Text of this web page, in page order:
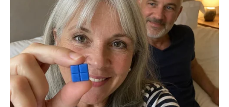
Pred vama su emotivni trenuci.
Naredna 48 sata donose emotivne preokrete, iskrena
priznanja i trenutke kada srce više ne želi šutjeti.
Zvijezde pokazuju da će mnogi znakovi konačno morati
pogledati istini u oči i priznati sebi šta zaista osjećaju.